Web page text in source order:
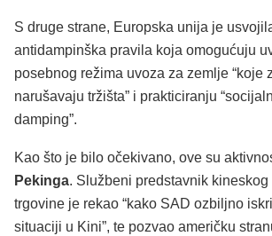
S druge strane, Europska unija je
antidampinška pravila koja omogućuju
posebnog režima uvoza za zemlje “koje
narušavaju tržišta” i prakticiranju
damping”.
Kao što je bilo očekivano, ove su
Pekinga. Službeni predstavnik
trgovine je rekao “kako SAD ozbiljno
situaciji u Kini”, te pozvao američku